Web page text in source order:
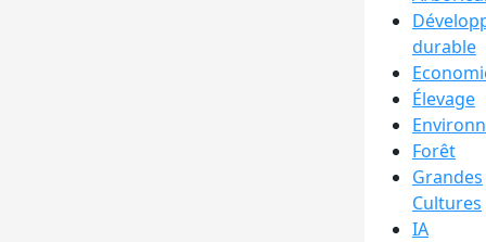
durable
Élevage
Forêt
Grandes
Cultures
IA